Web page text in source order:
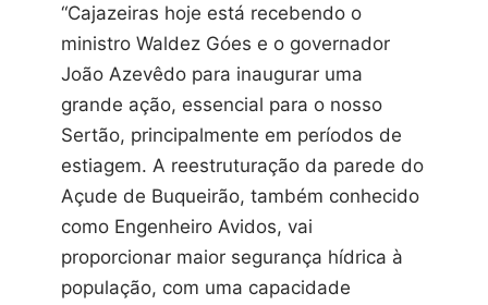
“Cajazeiras hoje está recebendo o
ministro Waldez Góes e o governador
João Azevêdo para inaugurar uma
grande ação, essencial para o nosso
Sertão, principalmente em períodos de
estiagem. A reestruturação da parede do
Açude de Buqueirão, também conhecido
como Engenheiro Avidos, vai
proporcionar maior segurança hídrica à
população, com uma capacidade